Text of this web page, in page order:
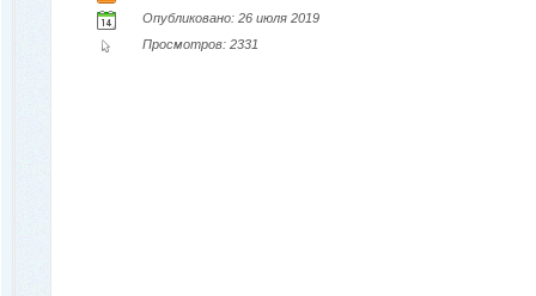
Опубликовано: 26 июля 2019
Просмотров: 2331